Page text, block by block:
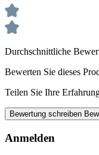
Durchschnittliche
Bewerten Sie dieses
Teilen Sie Ihre
Bewertung schreiben
Anmelden